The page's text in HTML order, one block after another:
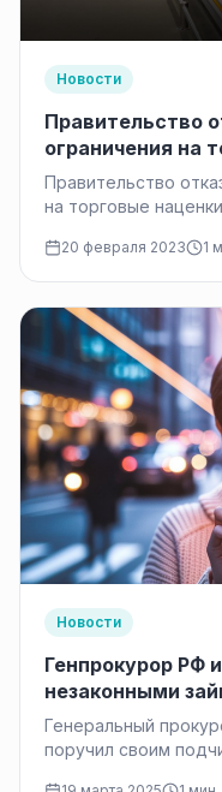
Новости
Правительство
ограничения на
Правительство
на торговые
промышленности и
может привести…
20 февраля 2023 1
Новости
Генпрокурор РФ
незаконными
должников
Генеральный
поручил своим